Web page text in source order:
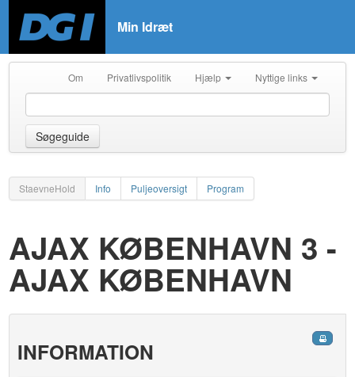
Min Idræt
Om Privatlivspolitik Hjælp Nyttige links
Søgeguide
StaevneHold Info Puljeoversigt Program
AJAX KØBENHAVN 3 -
AJAX KØBENHAVN
INFORMATION